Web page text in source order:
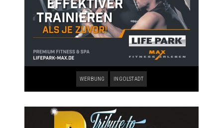
WERBUNG INGOLSTADT